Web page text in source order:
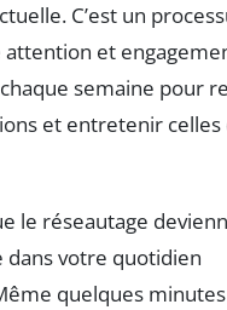
C’est un
et
semaine pour
et entretenir celles
le réseautage
votre quotidien
quelques